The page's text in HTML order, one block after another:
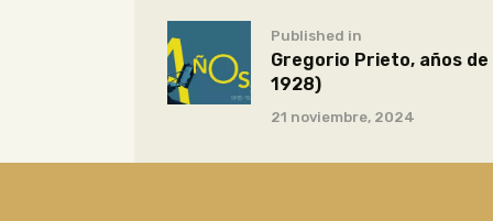
Published in
Gregorio Prieto, años
1928)
21 noviembre, 2024